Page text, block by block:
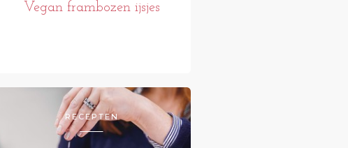
Vegan frambozen ijsjes
RECEPTEN